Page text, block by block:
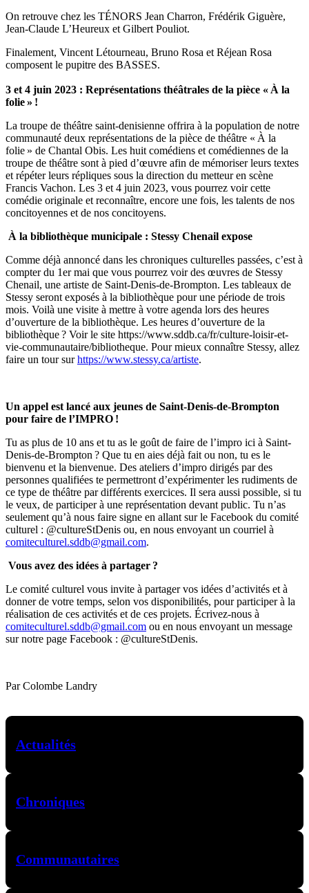
On retrouve chez les TÉNORS Jean Charron, Frédérik Giguère,
Jean-Claude L’Heureux et Gilbert Pouliot.
Finalement, Vincent Létourneau, Bruno Rosa et Réjean Rosa
composent le pupitre des BASSES.
3 et 4 juin 2023 : Représentations théâtrales de la pièce « À la
folie » !
La troupe de théâtre saint-denisienne offrira à la population de notre
communauté deux représentations de la pièce de théâtre « À la
folie » de Chantal Obis. Les huit comédiens et comédiennes de la
troupe de théâtre sont à pied d’œuvre afin de mémoriser leurs textes
et répéter leurs répliques sous la direction du metteur en scène
Francis Vachon. Les 3 et 4 juin 2023, vous pourrez voir cette
comédie originale et reconnaître, encore une fois, les talents de nos
concitoyennes et de nos concitoyens.
À la bibliothèque municipale : Stessy Chenail expose
Comme déjà annoncé dans les chroniques culturelles passées, c’est à
compter du 1ermai que vous pourrez voir des œuvres de Stessy
Chenail, une artiste de Saint-Denis-de-Brompton. Les tableaux de
Stessy seront exposés à la bibliothèque pour une période de trois
mois. Voilà une visite à mettre à votre agenda lors des heures
d’ouverture de la bibliothèque. Les heures d’ouverture de la
bibliothèque ? Voir le site https://www.sddb.ca/fr/culture-loisir-et-
vie-communautaire/bibliotheque. Pour mieux connaître Stessy, allez
faire un tour surhttps://www.stessy.ca/artiste.
Un appel est lancé aux jeunes de Saint-Denis-de-Brompton
pour faire de l’IMPRO !
Tu as plus de 10 ans et tu as le goût de faire de l’impro ici à Saint-
Denis-de-Brompton ? Que tu en aies déjà fait ou non, tu es le
bienvenu et la bienvenue. Des ateliers d’impro dirigés par des
personnes qualifiées te permettront d’expérimenter les rudiments de
ce type de théâtre par différents exercices. Il sera aussi possible, si tu
le veux, de participer à une représentation devant public. Tu n’as
seulement qu’à nous faire signe en allant sur le Facebook du comité
culturel : @cultureStDenis ou, en nous envoyant un courriel à
comiteculturel.sddb@gmail.com.
Vous avez des idées à partager ?
Le comité culturel vous invite à partager vos idées d’activités et à
donner de votre temps, selon vos disponibilités, pour participer à la
réalisation de ces activités et de ces projets. Écrivez-nous à
comiteculturel.sddb@gmail.com ou en nous envoyant un message
sur notre page Facebook : @cultureStDenis.
Par Colombe Landry
Actualités
Chroniques
Communautaires